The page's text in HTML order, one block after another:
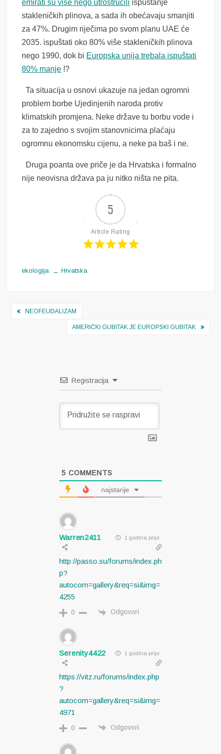
emirati su više nego utrostručili ispuštanje
stakleničkih plinova, a sada ih obećavaju smanjiti
za 47%. Drugim riječima po svom planu UAE će
2035. ispuštati oko 80% više stakleničkih plinova
nego 1990, dok bi Europska unija trebala ispuštati
80% manje !?
Ta situacija u osnovi ukazuje na jedan ogromni
problem borbe Ujedinjenih naroda protiv
klimatskih promjena. Neke države tu borbu vode i
za to zajedno s svojim stanovnicima plaćaju
ogromnu ekonomsku cijenu, a neke pa baš i ne.
Druga poanta ove priče je da Hrvatska i formalno
nije neovisna država pa ju nitko ništa ne pita.
5
Article Rating
ekologija Hrvatska
Navigacija
NEOFEUDALIZAM
AMERIČKI GUBITAK JE EUROPSKI GUBITAK
Registracija
5 COMMENTS
najstarije
Warren2411 1 godina prije
http://passo.su/forums/index.ph
p?
autocom=gallery&req=si&img=
4255
0 Odgovori
Serenity4422 1 godina prije
https://vitz.ru/forums/index.php
?
autocom=gallery&req=si&img=
4971
0 Odgovori